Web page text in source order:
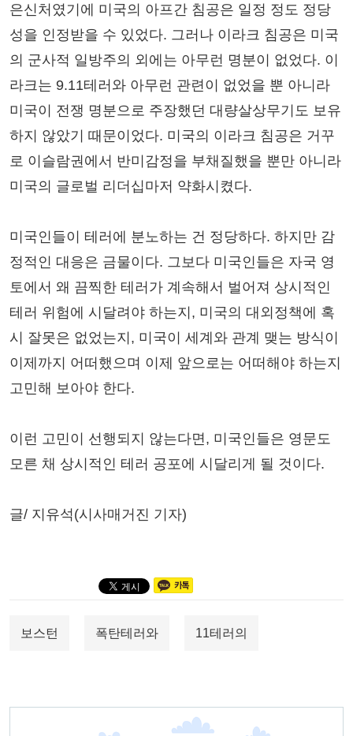
은신처였기에 미국의 아프간 침공은 일정 정도 정당
성을 인정받을 수 있었다. 그러나 이라크 침공은 미국
의 군사적 일방주의 외에는 아무런 명분이 없었다. 이
라크는 9.11테러와 아무런 관련이 없었을 뿐 아니라
미국이 전쟁 명분으로 주장했던 대량살상무기도 보유
하지 않았기 때문이었다. 미국의 이라크 침공은 거꾸
로 이슬람권에서 반미감정을 부채질했을 뿐만 아니라
미국의 글로벌 리더십마저 약화시켰다.
미국인들이 테러에 분노하는 건 정당하다. 하지만 감
정적인 대응은 금물이다. 그보다 미국인들은 자국 영
토에서 왜 끔찍한 테러가 계속해서 벌어져 상시적인
테러 위험에 시달려야 하는지, 미국의 대외정책에 혹
시 잘못은 없었는지, 미국이 세계와 관계 맺는 방식이
이제까지 어떠했으며 이제 앞으로는 어떠해야 하는지
고민해 보아야 한다.
이런 고민이 선행되지 않는다면, 미국인들은 영문도
모른 채 상시적인 테러 공포에 시달리게 될 것이다.
글/ 지유석(시사매거진 기자)
보스턴 폭탄테러와 11테러의